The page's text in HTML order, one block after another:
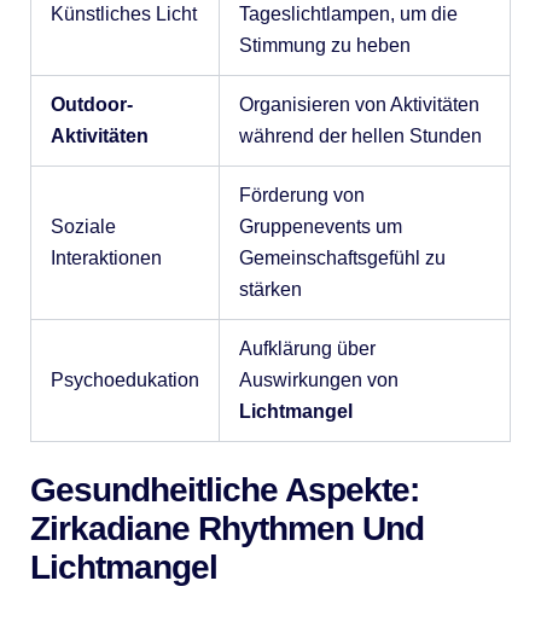
Künstliches Licht
Tageslichtlampen, um die
Stimmung zu heben
Outdoor-
Aktivitäten
Organisieren von Aktivitäten
während der hellen Stunden
Soziale
Interaktionen
Förderung von
Gruppenevents um
Gemeinschaftsgefühl zu
stärken
Psychoedukation
Aufklärung über
Auswirkungen von
Lichtmangel
Gesundheitliche Aspekte:
Zirkadiane Rhythmen Und
Lichtmangel